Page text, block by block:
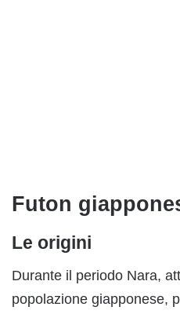
Futon
Le origini
Durante il periodo Nara,
popolazione giapponese,